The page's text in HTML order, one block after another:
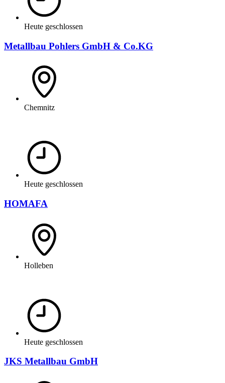
Heute geschlossen
Metallbau Pohlers GmbH & Co.KG
Chemnitz
Heute geschlossen
HOMAFA
Holleben
Heute geschlossen
JKS Metallbau GmbH